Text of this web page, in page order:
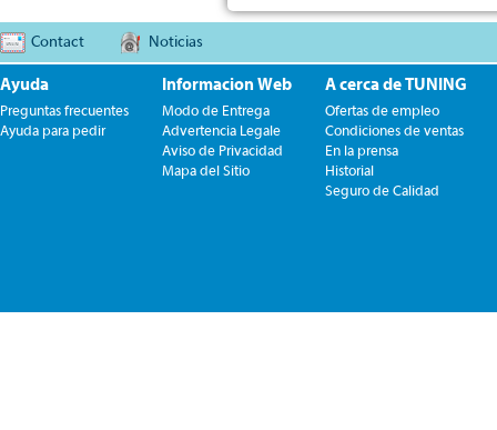
Contact Noticias
Ayuda
Preguntas frecuentes
Ayuda para pedir
Informacion Web
Modo de Entrega
Advertencia Legale
Aviso de Privacidad
Mapa del Sitio
A cerca de TUNING
Ofertas de empleo
Condiciones de ventas
En la prensa
Historial
Seguro de Calidad